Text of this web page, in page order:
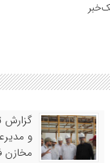
گزارش
و
مخازن فاز ۱۴ آسیب دیده